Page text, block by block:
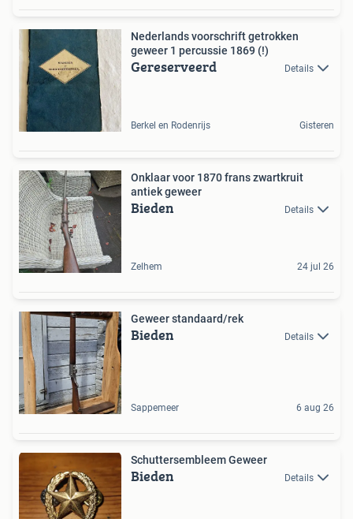
Nederlands voorschrift getrokken
geweer 1 percussie 1869 (!)
Gereserveerd Details
Berkel en Rodenrijs Gisteren
Onklaar voor 1870 frans zwartkruit
antiek geweer
Bieden Details
Zelhem 24 jul 26
Geweer standaard/rek
Bieden Details
Sappemeer 6 aug 26
Schuttersembleem Geweer
Bieden Details